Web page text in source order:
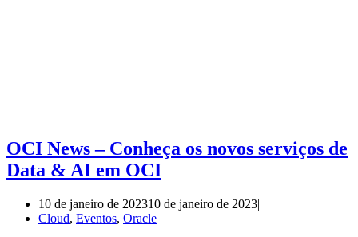
OCI News – Conheça os novos serviços de
Data & AI em OCI
10 de janeiro de 202310 de janeiro de 2023
Cloud, Eventos, Oracle